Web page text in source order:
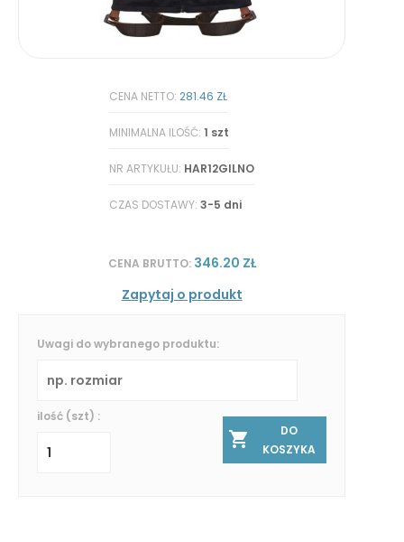
CENA NETTO:281.46 ZŁ
MINIMALNA ILOŚĆ:1 szt
NR ARTYKUŁU: HAR12GILNO
CZAS DOSTAWY:3-5 dni
CENA BRUTTO: 346.20 ZŁ
Zapytaj o produkt
Uwagi do wybranego produktu:
ilość (szt) :
DO
KOSZYKA